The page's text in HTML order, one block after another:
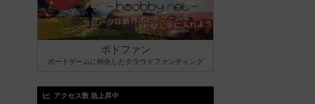
ボドファン
ボードゲームに特化したクラウドファンディング
アクセス数 急上昇中